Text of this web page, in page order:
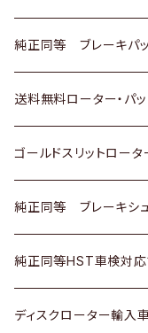
スバル
日野
三菱ふそう
ＢＭＷ
三菱
日野
三菱ふそう
日野
三菱ふそう
その他
マツダ
三菱
スバル
いすゞ
ダイハツ
マツダ
三菱
スバル
ダイハツ
マツダ
三菱
スズキ
日産
ダイハツ
マツダ
三菱
スバル
ホンダ
スズキ
日産
いすゞ
ダイハツ
マツダ
トヨタ
ホンダ
スズキ
日産
ダイハツ
マツダ
純正同等 ブレーキパ
トヨタ
ホンダ
日産
いすゞ
ダイハツ
送料無料ローター・パッ
トヨタ
ホンダ
スズキ
日産
ゴールドスリットロータ
トヨタ
ホンダ
スズキ
純正同等 ブレーキシュ
ホンダ
スズキ
純正同等HST車検対応
トヨタ
ディスクローター輸入車